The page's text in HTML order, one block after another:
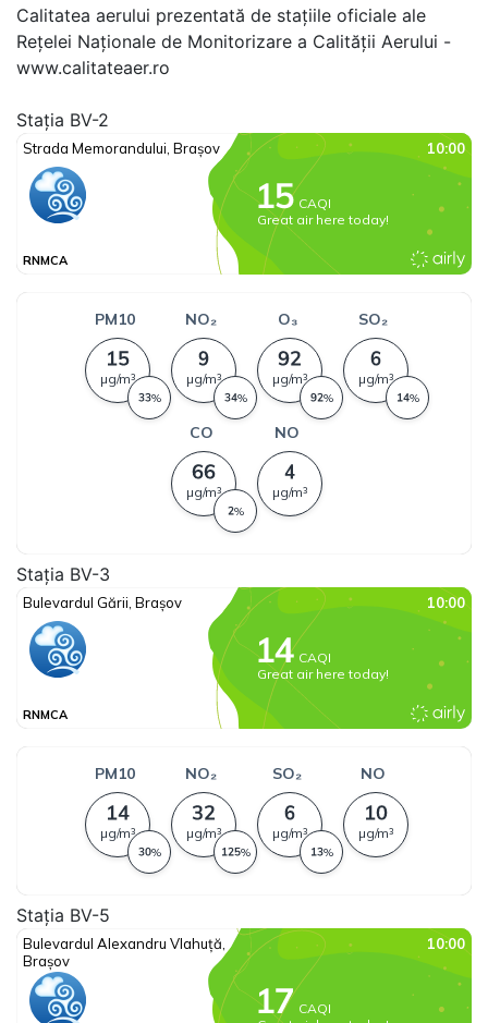
Calitatea aerului prezentată de stațiile oficiale ale
Rețelei Naționale de Monitorizare a Calității Aerului -
www.calitateaer.ro
Stația BV-2
Stația BV-3
Stația BV-5